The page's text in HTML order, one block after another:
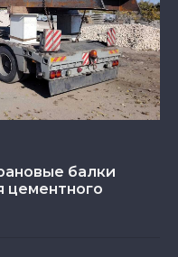
балки
цементного